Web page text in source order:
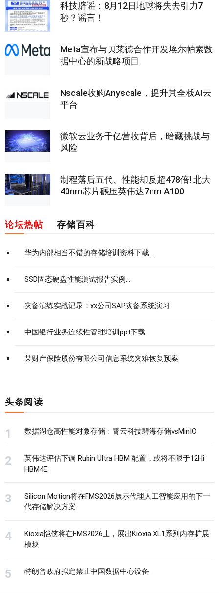
科技辟谣：8月12日地球将失去引力7
秒？谣言！
Meta宣布与贝莱德合作开发埃尔帕索数
据中心的新战略项目
Nscale收购Anyscale，提升其全栈AI云
平台
微软云业务千亿营收背后，暗藏挑战与
风险
制程落后五代、性能却反超478倍! 北大
40nm芯片碾压英伟达7nm A100
论坛热帖 存储百科
华为内部相当不错的存储培训资料下载...
SSD固态硬盘性能测试报告实例...
灾备演练实战记录：xx公司SAP灾备系统演习
中国银行业务连续性管理培训ppt下载
某财产保险股份有限公司信息系统灾难恢复预案
头条阅读
数据湖仓高性能对象存储：霄云科技碧海存储vsMinIO
英伟达评估下调 Rubin Ultra HBM 配置，或将不限于12Hi
HBM4E
Silicon Motion将在FMS2026展示代理人工智能应用的下一
代存储解决方案
Kioxia恺侠将在FMS2026上，展出Kioxia XL1系列内存扩展
模块
特朗普政府拟定禁止中国数据中心设备